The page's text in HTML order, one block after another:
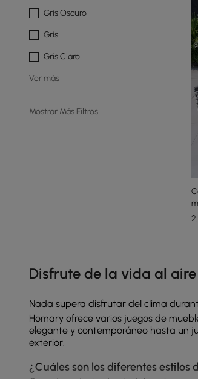
Gris Oscuro
Gris
Gris Claro
Ver más
Mostrar Más Filtros
Disfrute de la vida al
Nada supera disfrutar del clima
Homary ofrece varios juegos de
elegante y contemporáneo hasta un
exterior.
¿Cuáles son los diferentes